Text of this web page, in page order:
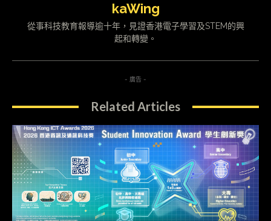
kaWing
從事科技教育報導逾十年，見證香港電子學習及STEM的興
起和轉變。
- 廣告 -
Related Articles